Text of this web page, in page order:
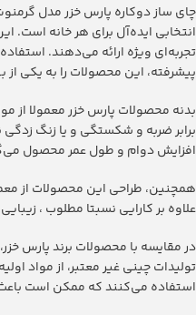
‫چای ساز دوکاره پارس خزر مدل
انتخابی ایده‌آل برای هر خانه است.
تجربه‌ای ویژه ارائه می‌دهند.
پیشرفته، این محصولات را به یکی از
بدنه محصولات پارس خزر معمولا از
برابر ضربه و شکستگی و یا زنگ
افزایش دوام و طول عمر محصول
همچنین، طراحی این محصولات از
علاوه بر کارایی نسبتا مطلوب ،
در مقایسه با محصولات برند پارس
تولیدات چینی غیر معتبر، از مواد
استفاده می‌کنند که ممکن است